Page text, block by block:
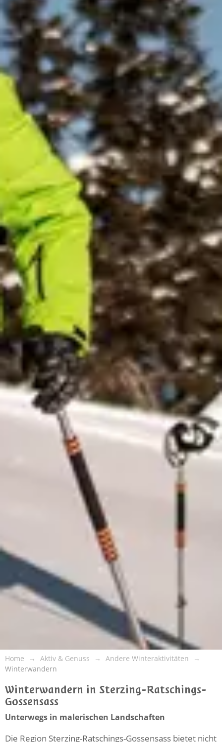
Home Aktiv & Genuss
Andere Winteraktivitäten
Winterwandern
Winterwandern in Sterzing-Ratschings-
Gossensass
Unterwegs in malerischen Landschaften
Die Region Sterzing-Ratschings-Gossensass bietet nicht